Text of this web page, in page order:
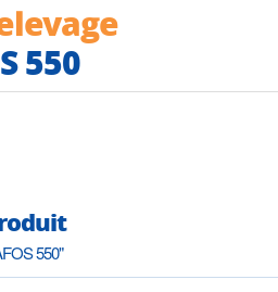
550
550"